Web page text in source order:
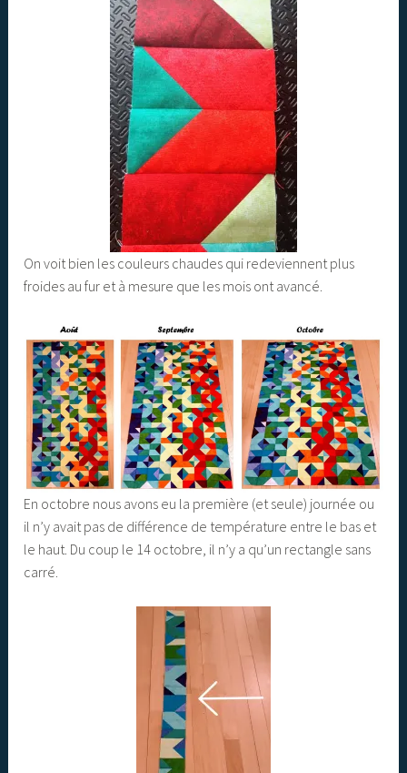
On voit bien les couleurs chaudes qui redeviennent plus
froides au fur et à mesure que les mois ont avancé.
En octobre nous avons eu la première (et seule) journée ou
il n’y avait pas de différence de température entre le bas et
le haut. Du coup le 14 octobre, il n’y a qu’un rectangle sans
carré.